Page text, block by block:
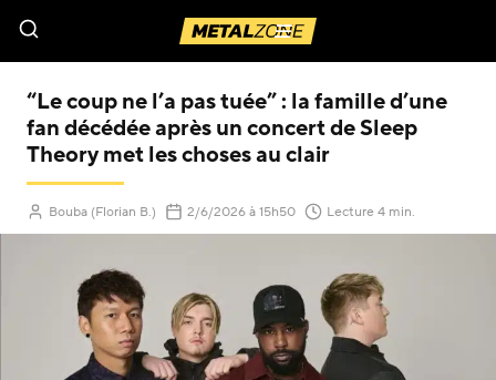
Menu
“Le coup ne l’a pas tuée” : la famille d’une
fan décédée après un concert de Sleep
Theory met les choses au clair
Bouba (Florian B.) 2/6/2026(Mis à jour le )
à 15h50 Lecture 4 min.